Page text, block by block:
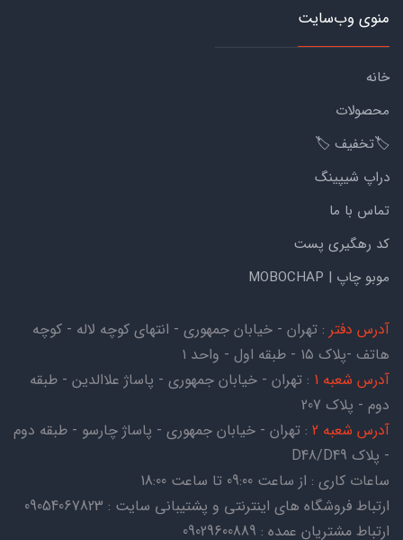
منوی وب‌سایت
خانه
محصولات
🏷️تخفیف 🏷️
دراپ شیپینگ
تماس با ما
کد رهگیری پست
موبو چاپ | MOBOCHAP
آدرس دفتر : تهران - خیابان جمهوری - انتهای کوچه لاله - کوچه
هاتف -پلاک ۱۵ - طبقه اول - واحد ۱
آدرس شعبه 1
: تهران - خیابان جمهوری - پاساژ علاالدین - طبقه
دوم - پلاک 207
آدرس شعبه 2
: تهران - خیابان جمهوری - پاساژ چارسو - طبقه دوم
- پلاک D48/D49
ساعات کاری : از ساعت 09:00 تا ساعت 18:00
ارتباط فروشگاه های اینترنتی و پشتیبانی سایت : 09054067823
ارتباط مشتریان عمده : 09029600889